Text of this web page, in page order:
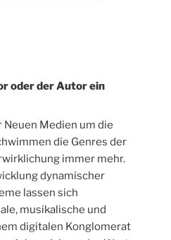
oder der Autor ein
Medien um die
die Genres der
immer mehr.
dynamischer
lassen sich
musikalische und
digitalen Konglomerat